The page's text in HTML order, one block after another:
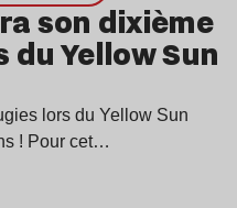
son dixième
Yellow Sun
lors du Yellow Sun
! Pour cet…